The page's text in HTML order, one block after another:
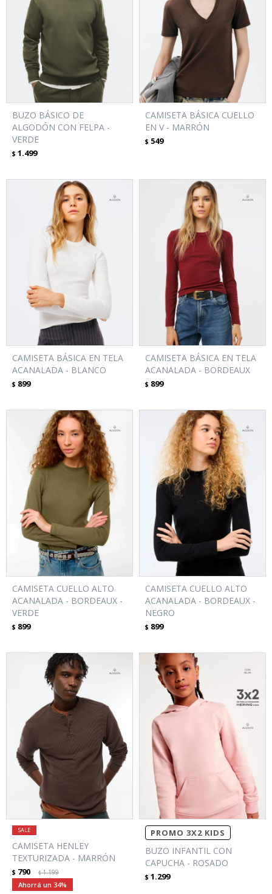
BUZO BÁSICO DE
ALGODÓN CON FELPA -
VERDE
$ 1.499
CAMISETA BÁSICA CUELLO
EN V - MARRÓN
$ 549
CAMISETA BÁSICA EN TELA
ACANALADA - BLANCO
$ 899
CAMISETA BÁSICA EN TELA
ACANALADA - BORDEAUX
$ 899
CAMISETA CUELLO ALTO
ACANALADA - BORDEAUX -
VERDE
$ 899
CAMISETA CUELLO ALTO
ACANALADA - BORDEAUX -
NEGRO
$ 899
CAMISETA HENLEY
TEXTURIZADA - MARRÓN
$ 790 $1.199
34
PROMO 3X2 KIDS
BUZO INFANTIL CON
CAPUCHA - ROSADO
$ 1.299